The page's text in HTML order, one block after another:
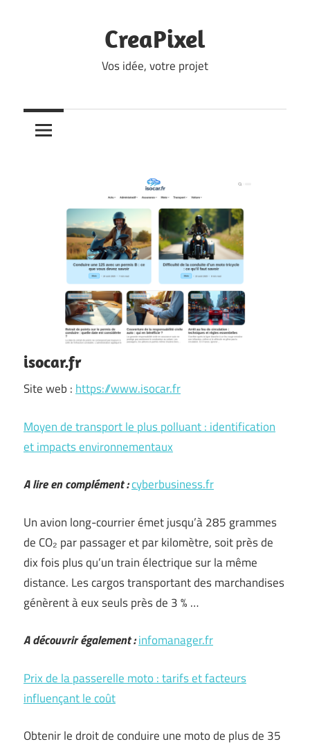
CreaPixel
Vos idée, votre projet
isocar.fr
Site web : https://www.isocar.fr
Moyen de transport le plus polluant : identification
et impacts environnementaux
A lire en complément :cyberbusiness.fr
Un avion long-courrier émet jusqu’à 285 grammes
de CO₂ par passager et par kilomètre, soit près de
dix fois plus qu’un train électrique sur la même
distance. Les cargos transportant des marchandises
génèrent à eux seuls près de 3 % …
A découvrir également :infomanager.fr
Prix de la passerelle moto : tarifs et facteurs
influençant le coût
Obtenir le droit de conduire une moto de plus de 35